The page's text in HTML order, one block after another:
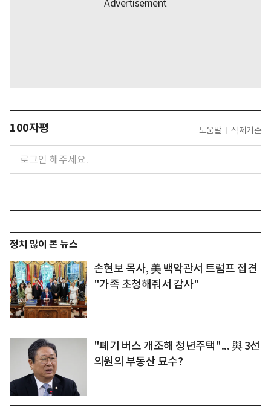
100자평 도움말 삭제기준
정치 많이 본 뉴스
손현보 목사, 美 백악관서 트럼프 접견
"가족 초청해줘서 감사"
"폐기 버스 개조해 청년주택"... 與 3선
의원의 부동산 묘수?